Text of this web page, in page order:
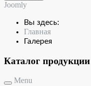
Joomly
Вы здесь:
Главная
Галерея
Каталог продукции
Menu